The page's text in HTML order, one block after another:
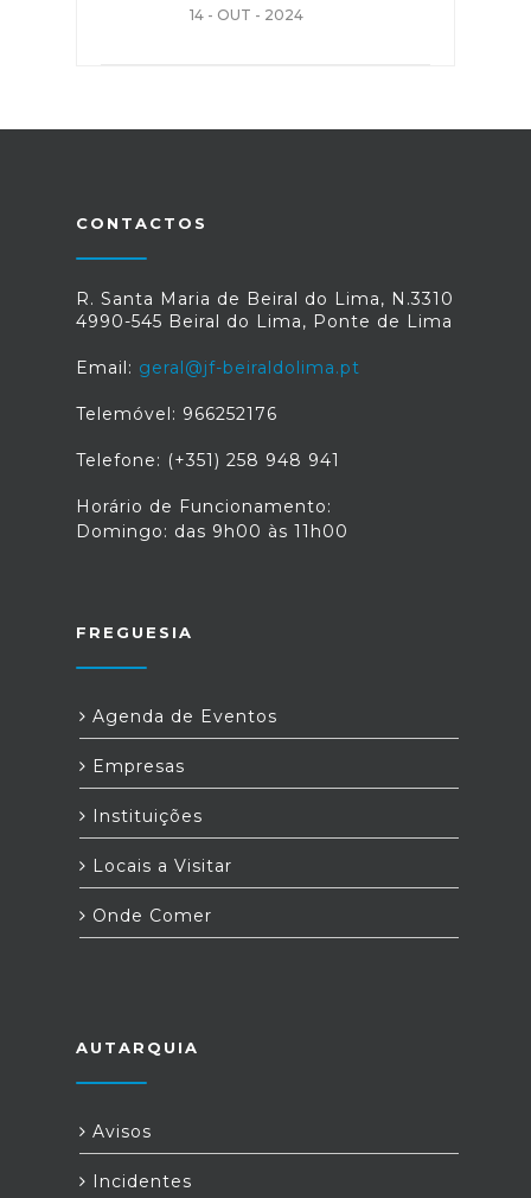
14 - OUT - 2024
CONTACTOS
R. Santa Maria de Beiral do Lima, N.3310
4990-545 Beiral do Lima, Ponte de Lima
Email: geral@jf-beiraldolima.pt
Telemóvel: 966252176
Telefone: (+351) 258 948 941
Horário de Funcionamento:
Domingo: das 9h00 às 11h00
FREGUESIA
Agenda de Eventos
Empresas
Instituições
Locais a Visitar
Onde Comer
AUTARQUIA
Avisos
Incidentes